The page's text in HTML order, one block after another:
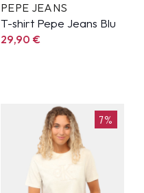
PEPE JEANS
T-shirt Pepe Jeans Blu
29,90€
7%